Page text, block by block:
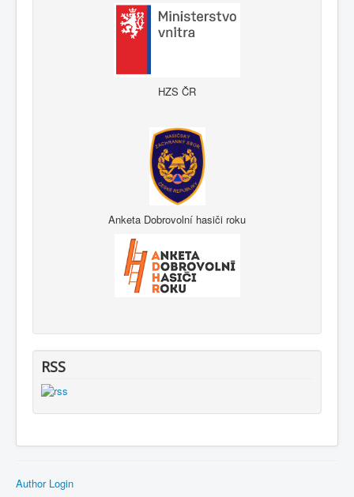
HZS ČR
Anketa Dobrovolní hasiči roku
RSS
Author Login